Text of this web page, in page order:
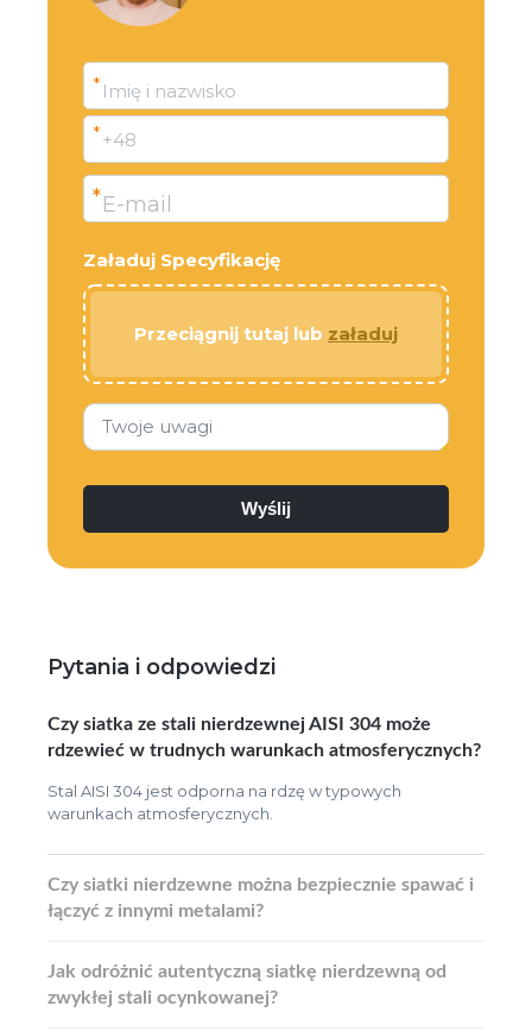
Imię i nazwisko
*
+48
*
E-mail
*
Załaduj Specyfikację
Przeciągnij tutaj lub załaduj
Twoje uwagi
Pytania i odpowiedzi
Czy siatka ze stali nierdzewnej AISI 304 może
rdzewieć w trudnych warunkach atmosferycznych?
Stal AISI 304 jest odporna na rdzę w typowych
warunkach atmosferycznych.
Czy siatki nierdzewne można bezpiecznie spawać i
łączyć z innymi metalami?
Jak odróżnić autentyczną siatkę nierdzewną od
zwykłej stali ocynkowanej?